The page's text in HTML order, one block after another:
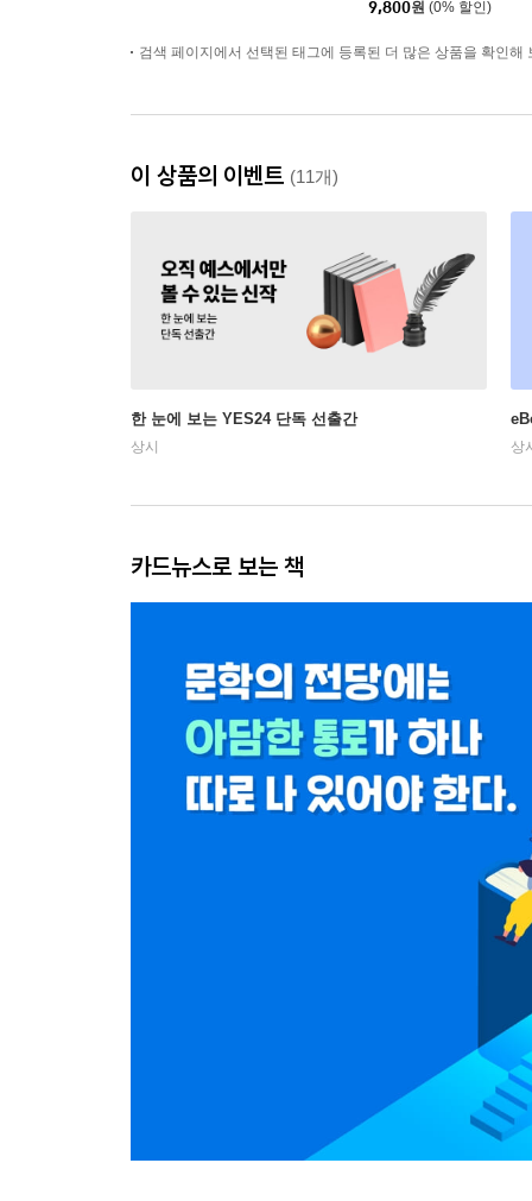
9,800원 (0% 할인)
검색 페이지에서 선택된 태그에 등록된 더 많은 상품을 확인해
이 상품의 이벤트 (11개)
한 눈에 보는 YES24 단독 선출간
상시 상
카드뉴스로 보는 책